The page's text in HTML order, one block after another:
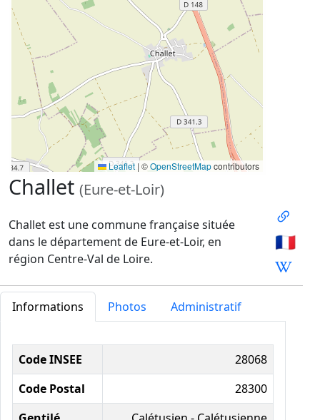
Leaflet | ©OpenStreetMapcontributors
Challet (Eure-et-Loir)
Challet est une commune française située
dans le département de Eure-et-Loir, en
région Centre-Val de Loire.
🇫🇷
Informations Photos Administratif
Informations administratives
Code INSEE
28068
Code Postal
28300